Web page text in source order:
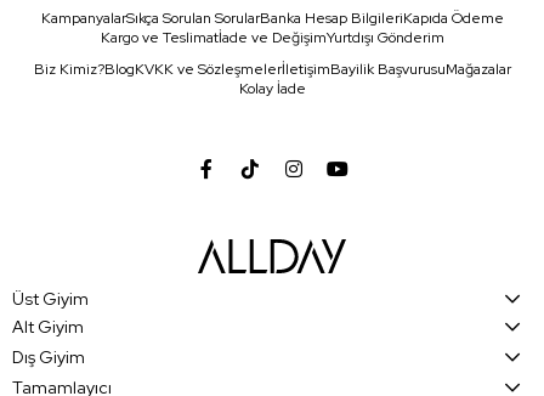
KampanyalarSıkça Sorulan SorularBanka Hesap BilgileriKapıda Ödeme
Kargo ve Teslimatİade ve DeğişimYurtdışı Gönderim
Biz Kimiz?BlogKVKK ve SözleşmelerİletişimBayilik BaşvurusuMağazalar
Kolay İade
Üst Giyim
Alt Giyim
Dış Giyim
Tamamlayıcı